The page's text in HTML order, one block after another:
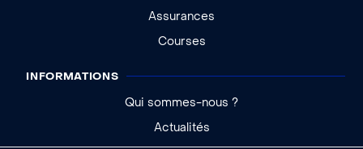
Assurances
Courses
INFORMATIONS
Qui sommes-nous ?
Actualités